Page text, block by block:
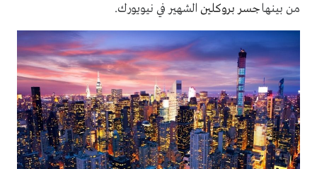
من بينهاجسر بروكلين الشهير في نيويورك.